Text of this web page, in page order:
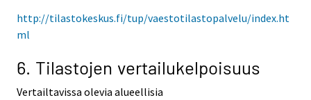
http://tilastokeskus.fi/tup/vaestotilastopalvelu/index.ht
ml
6. Tilastojen vertailukelpoisuus
Vertailtavissa olevia alueellisia